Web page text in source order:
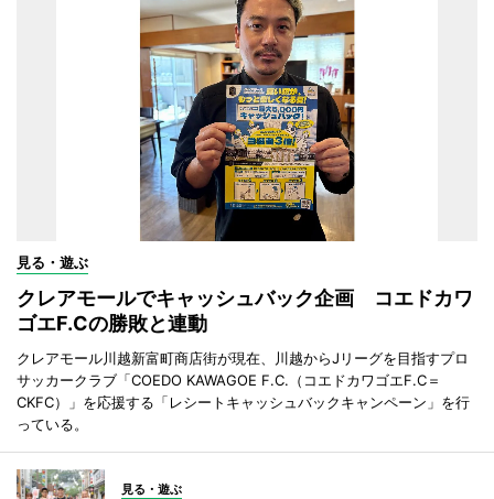
見る・遊ぶ
クレアモールでキャッシュバック企画 コエドカワ
ゴエF.Cの勝敗と連動
クレアモール川越新富町商店街が現在、川越からJリーグを目指すプロ
サッカークラブ「COEDO KAWAGOE F.C.（コエドカワゴエF.C＝
CKFC）」を応援する「レシートキャッシュバックキャンペーン」を行
っている。
見る・遊ぶ